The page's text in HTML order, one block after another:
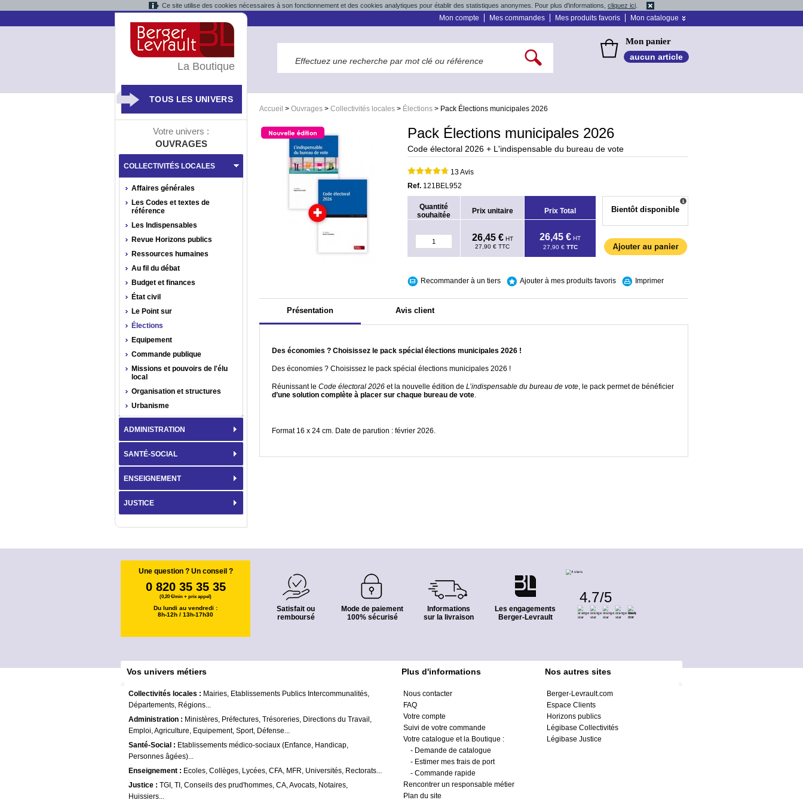
Ce site utilise des cookies nécessaires à son fonctionnement et des cookies analytiques pour établir des statistiques anonymes. Pour plus d'informations, cliquez ici
Mon compte Mes commandes Mes produits favoris Mon catalogue
Mon panier
aucun article
Accueil > Ouvrages > Collectivités locales > Élections > Pack Élections municipales 2026
Pack Élections municipales 2026
Code électoral 2026 + L'indispensable du bureau de vote
13 Avis
Ref. 121BEL952
Quantité
souhaitée
Prix unitaire Prix Total
26,45 € HT
27,90 € TTC
26,45 € HT
27,90 € TTC
Bientôt disponible
Recommander à un tiers Ajouter à mes produits favoris Imprimer
Présentation Avis client
Des économies ? Choisissez le pack spécial élections municipales 2026 !
Des économies ? Choisissez le pack spécial élections municipales 2026 !
Réunissant le Code électoral 2026 et la nouvelle édition de L’indispensable du bureau de vote, le pack permet de bénéficier
d’une solution complète à placer sur chaque bureau de vote.
Format 16 x 24 cm. Date de parution : février 2026.
La Boutique
TOUS LES UNIVERS
Votre univers :
OUVRAGES
COLLECTIVITÉS LOCALES
Affaires générales
Les Codes et textes de
référence
Les Indispensables
Revue Horizons publics
Ressources humaines
Au fil du débat
Budget et finances
État civil
Le Point sur
Élections
Equipement
Commande publique
Missions et pouvoirs de l'élu
local
Organisation et structures
Urbanisme
ADMINISTRATION
SANTÉ-SOCIAL
ENSEIGNEMENT
JUSTICE
Une question ? Un conseil ?
0 820 35 35 35
(0,20 €/min + prix appel)
Du lundi au vendredi :
8h-12h / 13h-17h30
Satisfait ou
remboursé
Mode de paiement
100% sécurisé
Informations
sur la livraison
Les engagements
Berger-Levrault
4.7/5
Vos univers métiers
Collectivités locales : Mairies, Etablissements Publics Intercommunalités,
Départements, Régions...
Administration : Ministères, Préfectures, Trésoreries, Directions du Travail,
Emploi, Agriculture, Equipement, Sport, Défense...
Santé-Social : Etablissements médico-sociaux (Enfance, Handicap,
Personnes âgées)...
Enseignement : Ecoles, Collèges, Lycées, CFA, MFR, Universités, Rectorats...
Justice : TGI, TI, Conseils des prud'hommes, CA, Avocats, Notaires,
Huissiers...
Plus d'informations
Nous contacter
FAQ
Votre compte
Suivi de votre commande
Votre catalogue et la Boutique :
- Demande de catalogue
- Estimer mes frais de port
- Commande rapide
Rencontrer un responsable métier
Plan du site
Nos autres sites
Berger-Levrault.com
Espace Clients
Horizons publics
Légibase Collectivités
Légibase Justice